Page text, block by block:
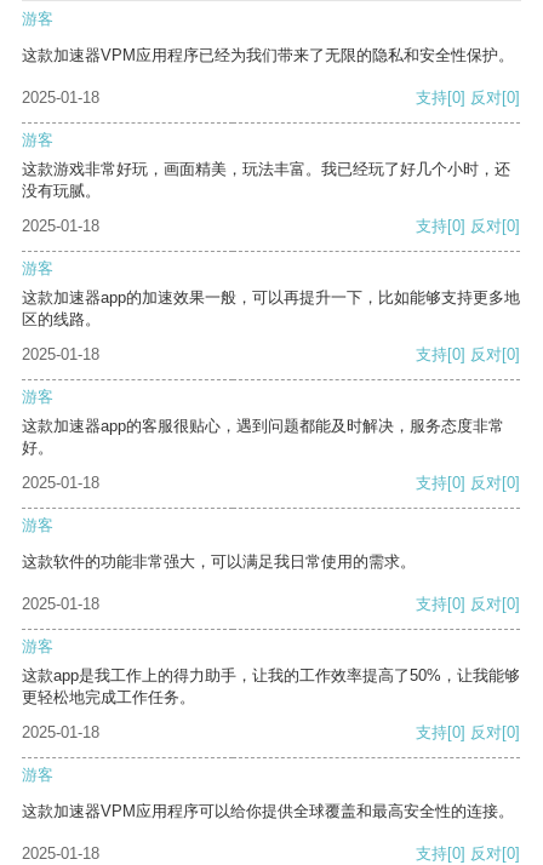
游客
这款加速器VPM应用程序已经为我们带来了无限的隐私和安全性保护。
2025-01-18 支持[0] 反对[0]
游客
这款游戏非常好玩，画面精美，玩法丰富。我已经玩了好几个小时，还
没有玩腻。
2025-01-18
支持[0] 反对[0]
游客
这款加速器app的加速效果一般，可以再提升一下，比如能够支持更多地
区的线路。
2025-01-18
支持[0] 反对[0]
游客
这款加速器app的客服很贴心，遇到问题都能及时解决，服务态度非常
好。
2025-01-18
支持[0] 反对[0]
游客
这款软件的功能非常强大，可以满足我日常使用的需求。
2025-01-18 支持[0] 反对[0]
游客
这款app是我工作上的得力助手，让我的工作效率提高了50%，让我能够
更轻松地完成工作任务。
2025-01-18
支持[0] 反对[0]
游客
这款加速器VPM应用程序可以给你提供全球覆盖和最高安全性的连接。
2025-01-18 支持[0] 反对[0]